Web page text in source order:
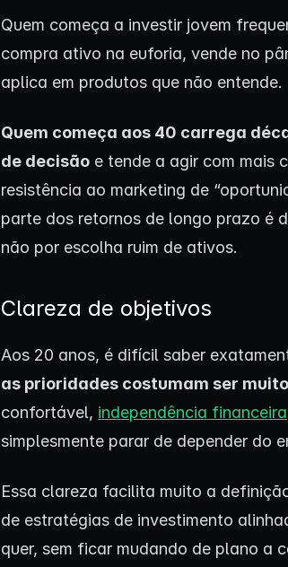
Quem começa a investir jovem
compra ativo na euforia, vende no
aplica em produtos que não entende.
Quem começa aos 40 carrega
de decisão e tende a agir com mais
resistência ao marketing de
parte dos retornos de longo prazo é
não por escolha ruim de ativos.
Clareza de objetivos
Aos 20 anos, é difícil saber
as prioridades costumam ser
confortável, independência financeira
simplesmente parar de depender do
Essa clareza facilita muito a
de estratégias de investimento
quer, sem ficar mudando de plano a